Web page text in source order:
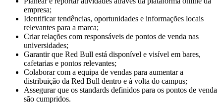
empresa;
Identificar tendências, oportunidades e informações locais
relevantes para a marca;
Criar relações com responsáveis de pontos de venda nas
universidades;
Garantir que Red Bull está disponível e visível em bares,
cafetarias e pontos relevantes;
Colaborar com a equipa de vendas para aumentar a
distribuição da Red Bull dentro e à volta do campus;
Assegurar que os standards definidos para os pontos de venda
são cumpridos.